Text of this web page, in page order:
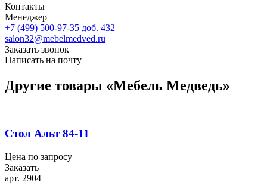
Контакты
Менеджер
+7 (499) 500-97-35 доб. 432
salon32@mebelmedved.ru
Заказать звонок
Написать на почту
Другие товары «Мебель Медведь»
Стол Альт 84-11
Цена по запросу
Заказать
арт. 2904